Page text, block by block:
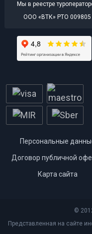
Мы в реестре
ООО «ВТК» РТО 009805
Персональные
Договор публичной
Карта сайта
©
Представленная на сайте